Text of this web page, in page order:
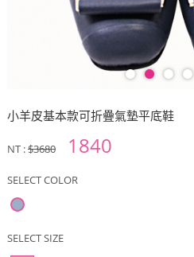
小羊皮基本款可折疊氣墊平底鞋
NT :$3680 1840
SELECT COLOR
SELECT SIZE